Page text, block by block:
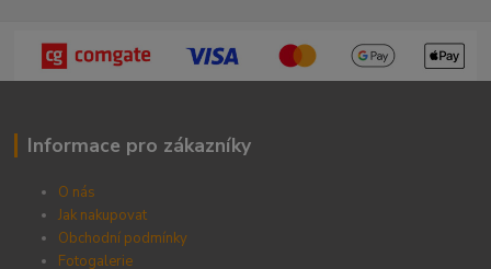
Informace pro zákazníky
O nás
Jak nakupovat
Obchodní podmínky
Fotogalerie